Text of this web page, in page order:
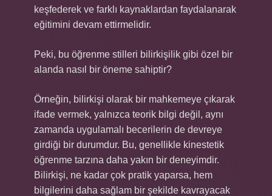
keşfederek ve farklı kaynaklardan faydalanarak
eğitimini devam ettirmelidir.
Peki, bu öğrenme stilleri bilirkişilik gibi özel bir
alanda nasıl bir öneme sahiptir?
Örneğin, bilirkişi olarak bir mahkemeye çıkarak
ifade vermek, yalnızca teorik bilgi değil, aynı
zamanda uygulamalı becerilerin de devreye
girdiği bir durumdur. Bu, genellikle kinestetik
öğrenme tarzına daha yakın bir deneyimdir.
Bilirkişi, ne kadar çok pratik yaparsa, hem
bilgilerini daha sağlam bir şekilde kavrayacak